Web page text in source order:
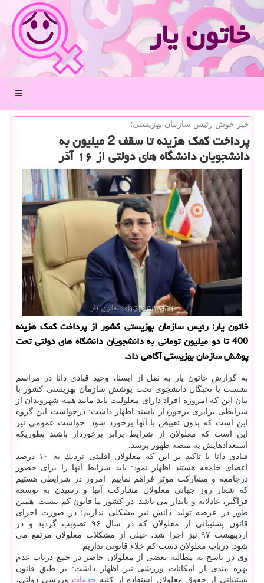
خاتون یار
منو
خبر خوش رئیس سازمان بهزیستی؛
پرداخت كمك هزینه تا سقف 2 میلیون به
دانشجویان دانشگاه های دولتی از ۱۶ آذر
خاتون یار: رئیس سازمان بهزیستی كشور از پرداخت كمك هزینه
400 تا دو میلیون تومانی به دانشجویان دانشگاه های دولتی تحت
پوشش سازمان بهزیستی آگاهی داد.
به گزارش خاتون یار به نقل از ایسنا، وحید قبادی دانا در مراسم
نشست با نخبگان دانشجوی تحت پوشش سازمان بهزیستی كشور با
بیان این كه امروزه افراد دارای معلولیت باید مانند همه شهروندان از
شرایطی برابری برخوردار باشند اظهار داشت: درخواست این گروه
این است كه بدون تعبیض با آنها برخورد شود. خواست عمومی نیز
این است كه معلولان از شرایط برابر برخوردار باشند بطوریكه
استعدادهایش به منصه ظهور برسد.
قبادی دانا با تاكید بر این كه معلولان اقلیتی نزدیك به ۱۰ درصد
اعضای جامعه هستند اظهار نمود: باید شرایط آنها را برای حضور
درجامعه و مشاركت موثر فراهم نماییم. امروز در شرایطی هستیم
كه شعار روز جهانی معلولان مشاركت آنها و رسیدن به توسعه
فراگیر، عادلانه و پایدار می باشد. در كشور ما قانون كم نیست. همین
طور در عرصه تولید دانش نیز مشكلی نداریم؛ در صورت اجرای
قانون پشتیبانی از معلولان كه در سال ۹۶ تصویب گردید و در
اردیبهشت ۹۷ نیز اجرا شد، خیلی از مشكلات معلولان مرتفع می
شود. درباب معلولان دست كم خلاء قانونی نداریم.
وی در پاسخ به مطالبه بعضی از معلولان حاضر در جمع درباب عدم
بهره مندی از امكانات ورزشی نیز اظهار داشت: بر طبق قانون
پشتیبانی از حقوق معلولان استفاده از كلیه خدمات ورزشی دولتی،